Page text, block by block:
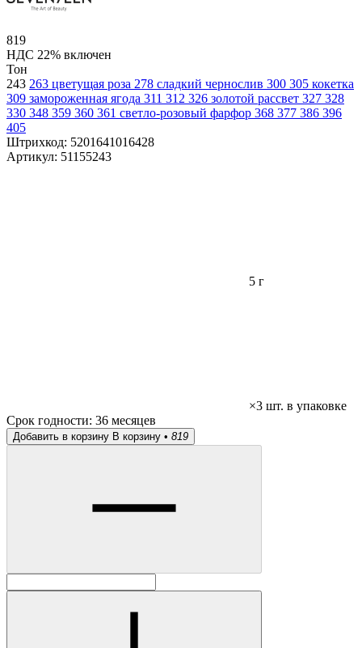
819
НДС 22% включен
Тон
243 263 цветущая роза 278 сладкий чернослив 300 305 кокетка
309 замороженная ягода 311 312 326 золотой рассвет 327 328
330 348 359 360 361 светло-розовый фарфор 368 377 386 396
405
Штрихкод: 5201641016428
Артикул: 51155243
5 г
×3 шт. в упаковке
Срок годности: 36 месяцев
Добавить в корзину В корзину • 819